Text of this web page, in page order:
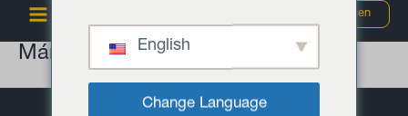
Debrecen
Márkák English
Change Language